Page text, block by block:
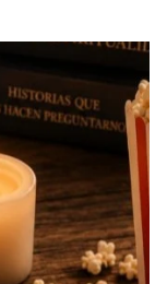
2026-
viaje-